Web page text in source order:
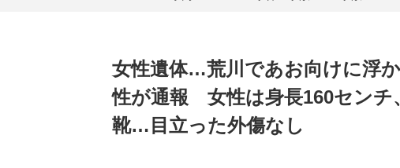
女性遺体…荒川であお向けに浮
性が通報 女性は身長160センチ
靴…目立った外傷なし